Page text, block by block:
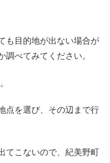
も目的地が出ない場合が
べてみてください。
点を選び、その辺まで行
てこないので、紀美野町